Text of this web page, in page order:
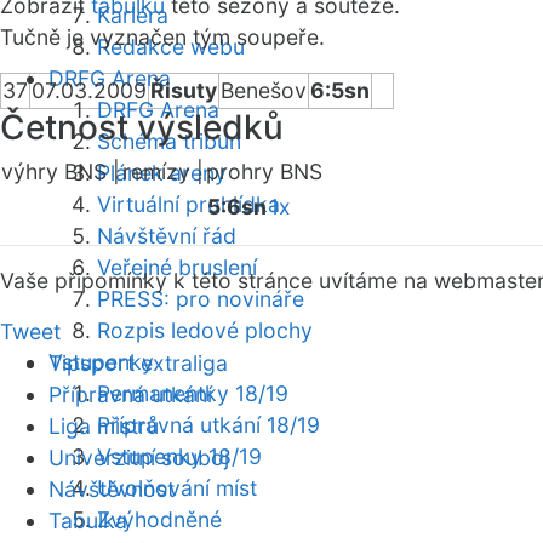
Kariéra
Redakce webu
DRFG Arena
DRFG Arena
Schéma tribun
Plánek areny
Virtuální prohlídka
Návštěvní řád
Veřejné bruslení
PRESS: pro novináře
Rozpis ledové plochy
Vstupenky
Permanentky 18/19
Přípravná utkání 18/19
Vstupenky 18/19
Uvolňování míst
Zvýhodněné
Zobrazit tabulku této sezóny a soutěže.
Tučně je vyznačen tým soupeře.
3707.03.2009 ŘisutyBenešov6:5sn
Četnost výsledků
výhry BNS |remízy |prohry BNS
5:6sn1x
Vaše připomínky k této stránce uvítáme na webmaster
Tweet
Tipsport extraliga
Přípravná utkání
Liga mistrů
Univerzitní souboj
Návštěvnost
Tabulka